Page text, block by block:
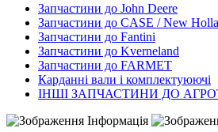
Запчастини до John Deere
Запчастини до CASE / New
Запчастини до Fantini
Запчастини до Kverneland
Запчастини до FARMET
Карданні вали і комплектуюючі
ІНШІ ЗАПЧАСТИНИ ДО
Інформація